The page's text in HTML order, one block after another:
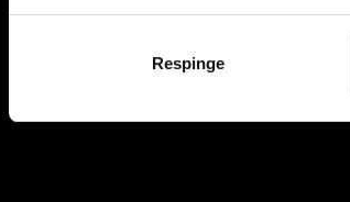
Respinge
Bucuresti - Faberrom
Timisoara